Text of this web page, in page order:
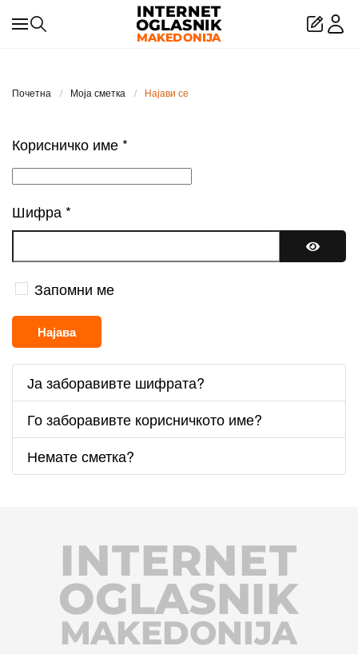
Skip to main content
Почетна Моја сметка Најави се
Корисничко име *
Шифра *
Запомни ме
Најава
Ја заборавивте шифрата?
Го заборавивте корисничкото име?
Немате сметка?
INTERNET
MAKEDONIJA
OGLASNIK